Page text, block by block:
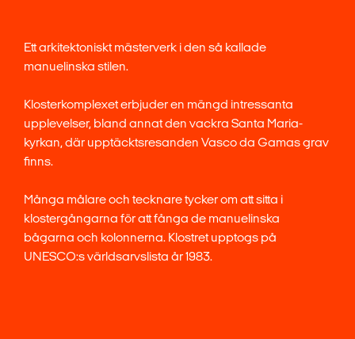
Ett arkitektoniskt mästerverk i den så kallade
manuelinska stilen.
Klosterkomplexet erbjuder en mängd intressanta
upplevelser, bland annat den vackra Santa Maria-
kyrkan, där upptäcktsresanden Vasco da Gamas grav
finns.
Många målare och tecknare tycker om att sitta i
klostergångarna för att fånga de manuelinska
bågarna och kolonnerna. Klostret upptogs på
UNESCO:s världsarvslista år 1983.